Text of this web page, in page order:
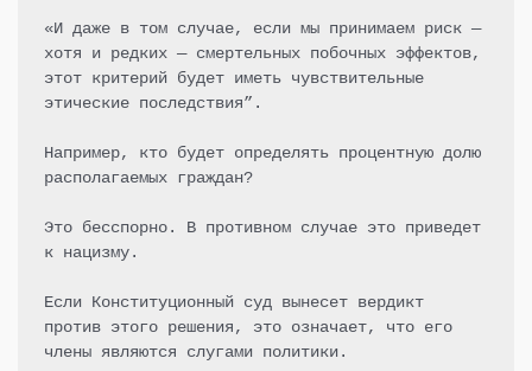
«И даже в том случае, если мы принимаем риск —
хотя и редких — смертельных побочных эффектов,
этот критерий будет иметь чувствительные
этические последствия”.
Например, кто будет определять процентную долю
располагаемых граждан?
Это бесспорно. В противном случае это приведет
к нацизму.
Если Конституционный суд вынесет вердикт
против этого решения, это означает, что его
члены являются слугами политики.